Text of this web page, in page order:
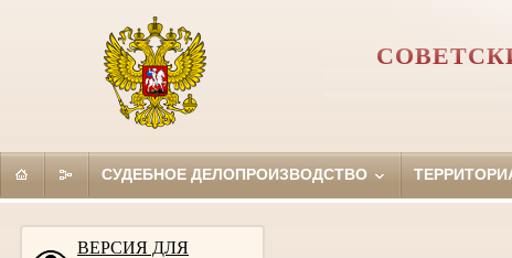
СУДЕБНОЕ ДЕЛОПРОИЗВОДСТВО
ВЕРСИЯ ДЛЯ